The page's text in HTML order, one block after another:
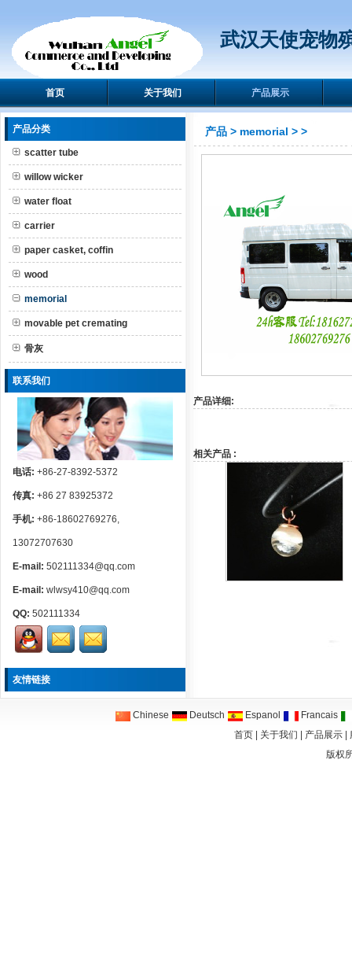
武汉天使宠
首页 关于我们 产品展示
产品分类
scatter tube
willow wicker
water float
carrier
paper casket, coffin
wood
memorial
movable pet cremating
骨灰
联系我们
电话: +86-27-8392-5372
传真: +86 27 83925372
手机: +86-18602769276,
13072707630
E-mail: 502111334@qq.com
E-mail: wlwsy410@qq.com
QQ: 502111334
友情链接
产品 > memorial > >
产品详细:
相关产品 :
Chinese Deutsch Espanol
Francais
首页| 关于我们 产品展示|
版权